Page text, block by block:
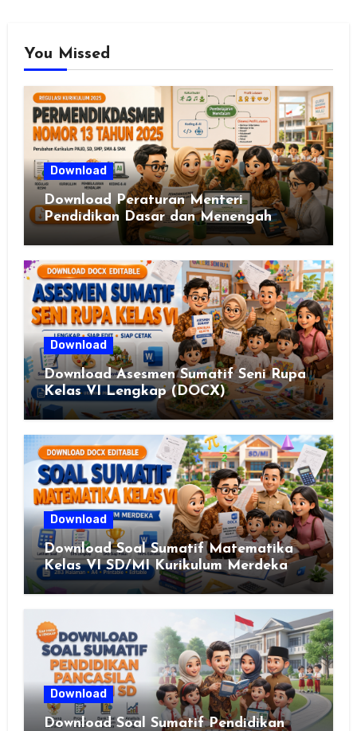
You Missed
Download
Download Peraturan Menteri
Pendidikan Dasar dan Menengah
Republik Indonesia Nomor 13 Tahun
2025
Download
Download Asesmen Sumatif Seni Rupa
Kelas VI Lengkap (DOCX)
Download
Download Soal Sumatif Matematika
Kelas VI SD/MI Kurikulum Merdeka
Download
Download Soal Sumatif Pendidikan